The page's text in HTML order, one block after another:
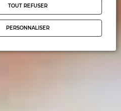
TOUT REFUSER
PERSONNALISER